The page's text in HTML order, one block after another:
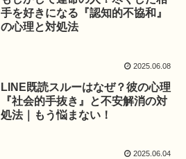
手を好きになる『認知的不協和』
の心理と対処法
2025.06.08
LINE既読スルーはなぜ？彼の心理
『社会的手抜き』と不安解消の対
処法｜もう悩まない！
2025.06.04